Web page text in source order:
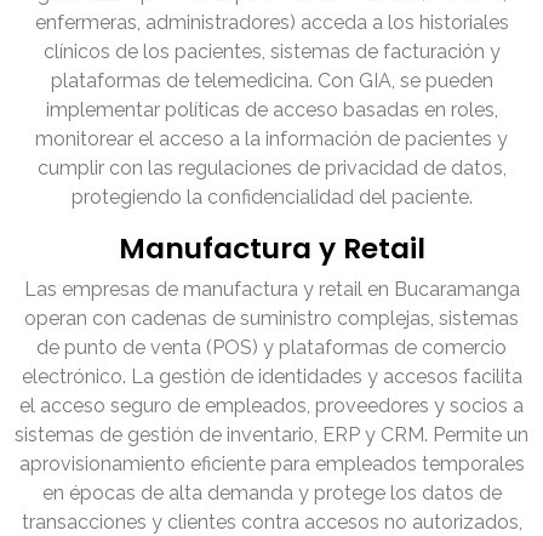
enfermeras, administradores) acceda a los historiales
clínicos de los pacientes, sistemas de facturación y
plataformas de telemedicina. Con GIA, se pueden
implementar políticas de acceso basadas en roles,
monitorear el acceso a la información de pacientes y
cumplir con las regulaciones de privacidad de datos,
protegiendo la confidencialidad del paciente.
Manufactura y Retail
Las empresas de manufactura y retail en Bucaramanga
operan con cadenas de suministro complejas, sistemas
de punto de venta (POS) y plataformas de comercio
electrónico. La gestión de identidades y accesos facilita
el acceso seguro de empleados, proveedores y socios a
sistemas de gestión de inventario, ERP y CRM. Permite un
aprovisionamiento eficiente para empleados temporales
en épocas de alta demanda y protege los datos de
transacciones y clientes contra accesos no autorizados,